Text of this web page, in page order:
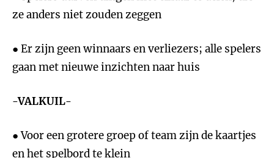
ze anders niet zouden zeggen
● Er zijn geen winnaars en verliezers; alle spelers
gaan met nieuwe inzichten naar huis
-VALKUIL-
● Voor een grotere groep of team zijn de kaartjes
en het spelbord te klein